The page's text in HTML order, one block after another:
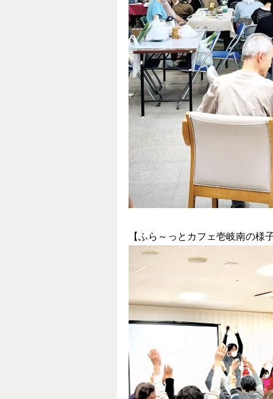
【ふら～っとカフェ壱岐南の様